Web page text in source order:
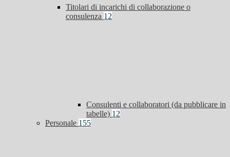
Titolari di incarichi di collaborazione o
consulenza 12
Consulenti e collaboratori (da pubblicare in
tabelle) 12
Personale 155